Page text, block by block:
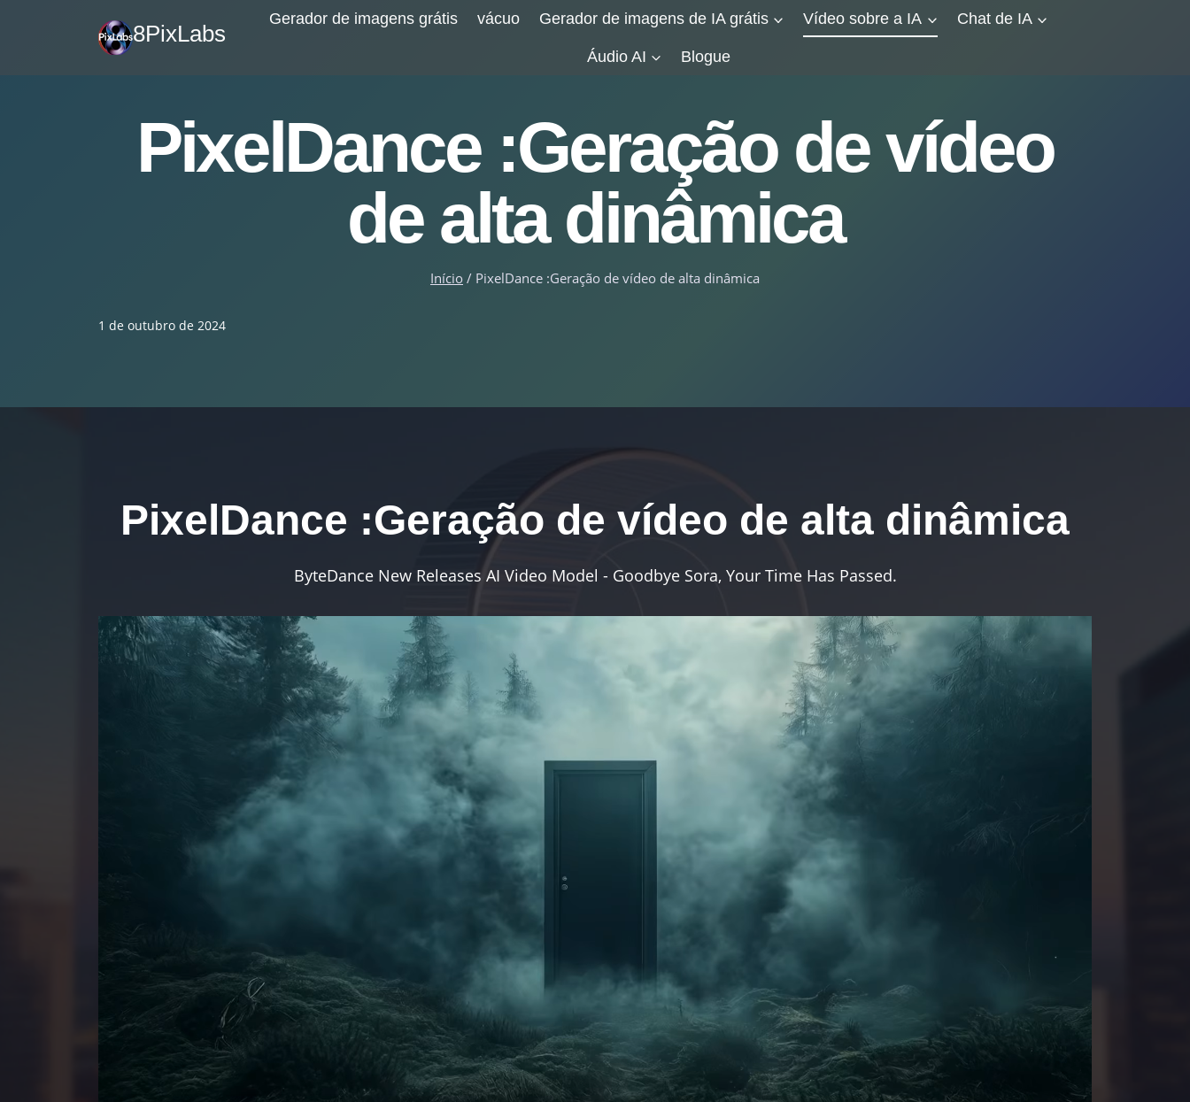
8PixLabs
Gerador de imagens grátis vácuo Gerador de imagens de IA grátis Vídeo sobre a IA Chat de IA
Áudio AI Blogue
PixelDance :Geração de vídeo
de alta dinâmica
Início / PixelDance :Geração de vídeo de alta dinâmica
1 de outubro de 2024
PixelDance :Geração de vídeo de alta dinâmica
ByteDance New Releases AI Video Model - Goodbye Sora, Your Time Has Passed.